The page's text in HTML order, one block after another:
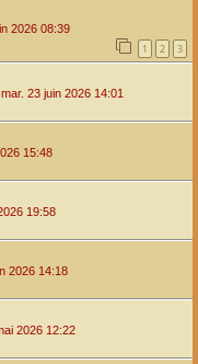
2026 08:39
1 2 3
mar. 23 juin 2026 14:01
15:48
19:58
2026 14:18
2026 12:22